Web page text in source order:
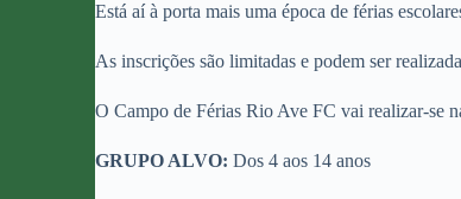
Está aí à porta mais uma época de férias
As inscrições são limitadas e podem ser
O Campo de Férias Rio Ave FC vai realizar-se
GRUPO ALVO: Dos 4 aos 14 anos